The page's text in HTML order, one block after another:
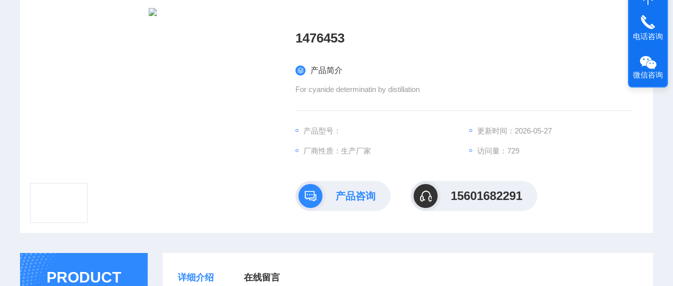
1476453
产品简介
For cyanide determinatin by distillation
产品型号： 更新时间：2026-05-27
厂商性质：生产厂家 访问量：729
产品咨询 15601682291
PRODUCT 详细介绍 在线留言
电话咨询
微信咨询